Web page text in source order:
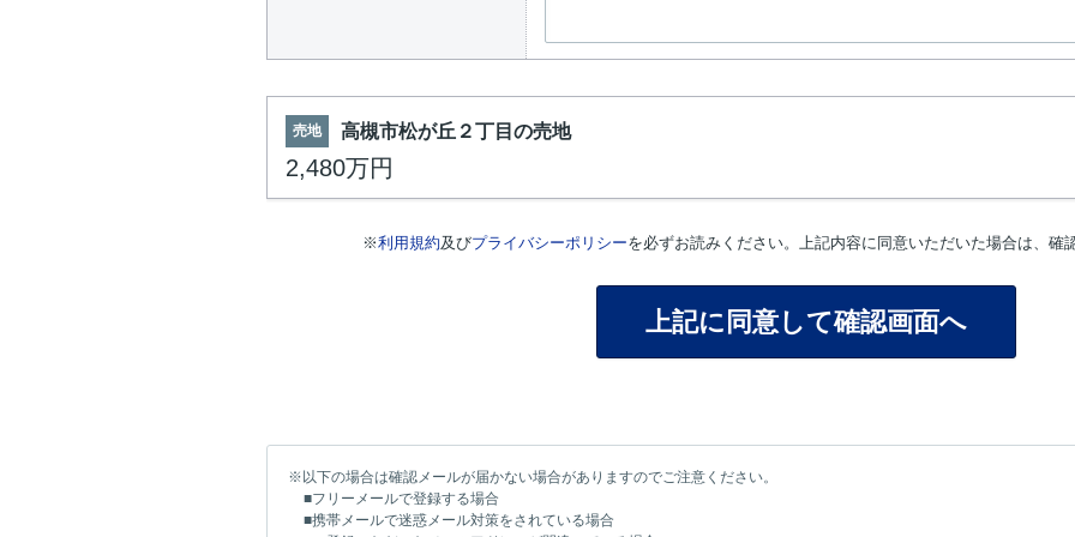
売地 高槻市松が丘２丁目の売地
2,480万円
※利用規約及びプライバシーポリシーを必ずお読みください。上記内容に同意いただいた場合は、確
※以下の場合は確認メールが届かない場合がありますのでご注意ください。
■フリーメールで登録する場合
■携帯メールで迷惑メール対策をされている場合